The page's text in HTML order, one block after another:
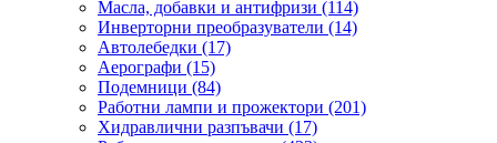
Масла, добавки и антифризи (114)
Инверторни преобразуватели (14)
Автолебедки (17)
Аерографи (15)
Подемници (84)
Работни лампи и прожектори (201)
Хидравлични разпъвачи (17)